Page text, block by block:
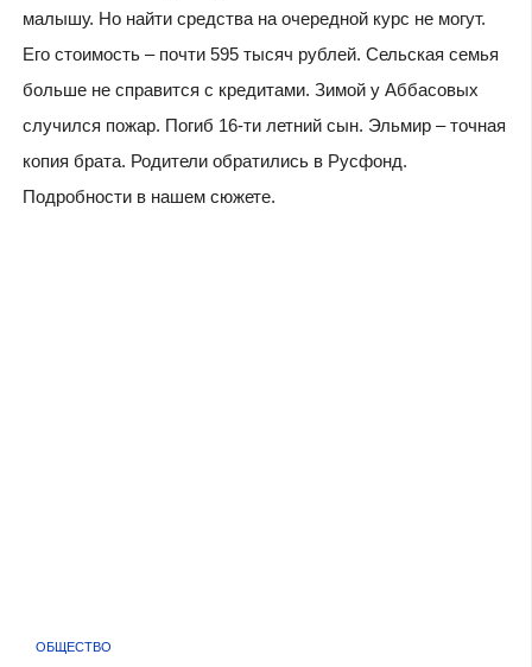
малышу. Но найти средства на очередной курс не могут.
Его стоимость – почти 595 тысяч рублей. Сельская семья
больше не справится с кредитами. Зимой у Аббасовых
случился пожар. Погиб 16-ти летний сын. Эльмир – точная
копия брата. Родители обратились в Русфонд.
Подробности в нашем сюжете.
ОБЩЕСТВО